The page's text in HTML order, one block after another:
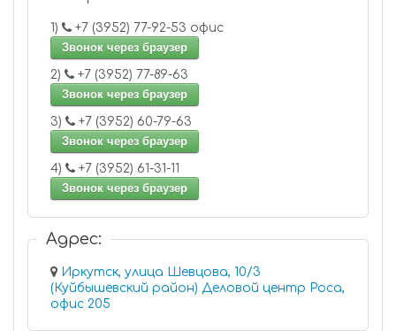
1)
+7 (3952) 77-92-53 офис
Звонок через браузер
2)
+7 (3952) 77-89-63
Звонок через браузер
3)
+7 (3952) 60-79-63
Звонок через браузер
4)
+7 (3952) 61-31-11
Звонок через браузер
Адрес:
Иркутск, улица Шевцова, 10/3
(Куйбышевский район) Деловой центр Роса,
офис 205